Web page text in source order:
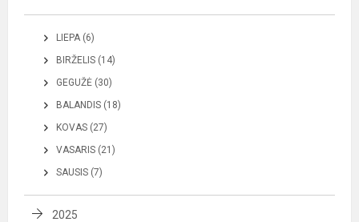
LIEPA (6)
BIRŽELIS (14)
GEGUŽĖ (30)
BALANDIS (18)
KOVAS (27)
VASARIS (21)
SAUSIS (7)
2025